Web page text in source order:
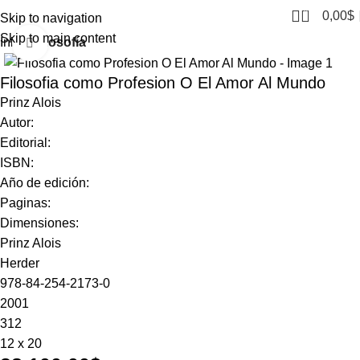
Skip to navigation
Skip to main content
0 0,00$
Inicio Filosofía
Click to enlarge
Filosofia como Profesion O El Amor Al Mundo
Prinz Alois
Autor:
Editorial:
ISBN:
Año de edición:
Paginas:
Dimensiones:
Prinz Alois
Herder
978-84-254-2173-0
2001
312
12 x 20